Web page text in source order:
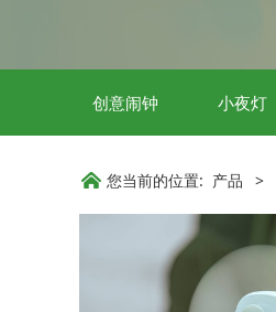
创意闹钟 小夜灯
您当前的位置: 产品 >